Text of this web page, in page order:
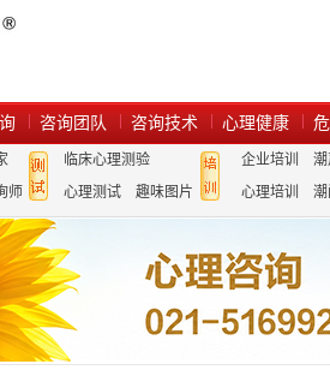
咨询团队 咨询技术 心理健康
师
临床心理测验
心理测试
趣味图片
企业培训
心理培训